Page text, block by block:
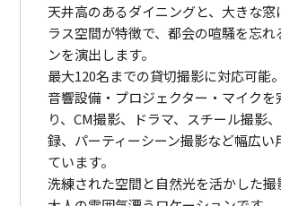
天井高のあるダイニングと、大きな窓
ラス空間が特徴で、都会の喧騒を忘れ
ンを演出します。
最大120名までの貸切撮影に対応可能。
音響設備・プロジェクター・マイクを
り、CM撮影、ドラマ、スチール撮影
録、パーティーシーン撮影など幅広い
ています。
洗練された空間と自然光を活かした撮